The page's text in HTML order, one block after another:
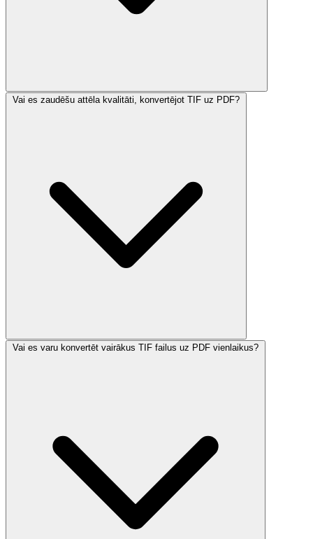
Vai es zaudēšu attēla kvalitāti, konvertējot TIF uz PDF?
Vai es varu konvertēt vairākus TIF failus uz PDF vienlaikus?